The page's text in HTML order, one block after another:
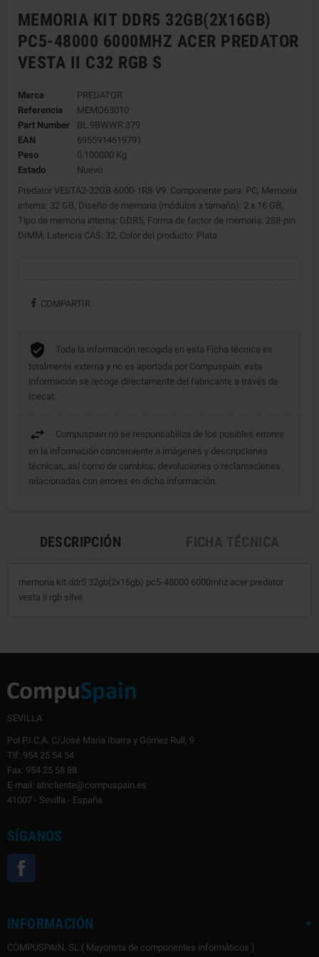
MEMORIA KIT DDR5 32GB(2X16GB)
PC5-48000 6000MHZ ACER PREDATOR
VESTA II C32 RGB S
Marca
PREDATOR
Referencia
MEMO63010
Part Number
BL.9BWWR.379
EAN
6955914619791
Peso
0.100000 Kg
Estado
Nuevo
Predator VESTA2-32GB-6000-1R8-V9. Componente para: PC, Memoria
interna: 32 GB, Diseño de memoria (módulos x tamaño): 2 x 16 GB,
Tipo de memoria interna: DDR5, Forma de factor de memoria: 288-pin
DIMM, Latencia CAS: 32, Color del producto: Plata
COMPARTIR
Toda la información recogida en esta Ficha técnica es
totalmente externa y no es aportada por Compuspain, esta
información se recoge directamente del fabricante a través de
Icecat.
Compuspain no se responsabiliza de los posibles errores
en la información concerniente a imágenes y descripciones
técnicas, así como de cambios, devoluciones o reclamaciones
relacionadas con errores en dicha información.
DESCRIPCIÓN
memoria kit ddr5 32gb(2x16gb) pc5-48000 6000mhz acer predator
vesta ii rgb silve
SEVILLA
Pol P.I.C.A. C/José María Ibarra y Gómez Rull, 9
Tlf: 954 25 54 54
Fax: 954 25 58 88
E-mail: atncliente@compuspain.es
41007 - Sevilla - España
SÍGANOS
INFORMACIÓN
COMPUSPAIN, SL ( Mayorista de componentes informáticos )